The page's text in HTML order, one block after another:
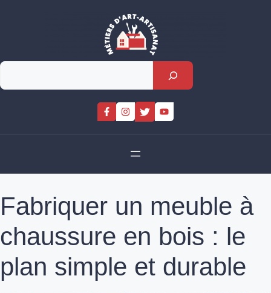
Rechercher
Fabriquer un meuble à
chaussure en bois : le
plan simple et durable